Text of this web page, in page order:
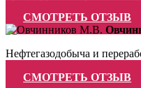
СМОТРЕТЬ ОТЗЫВ
Нефтегазодобыча и
СМОТРЕТЬ ОТЗЫВ